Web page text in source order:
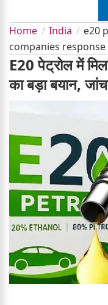
Home India
e20
companies response
E20 पेट्रोल में
का बड़ा बयान,